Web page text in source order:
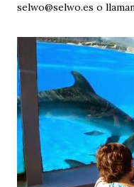
selwo@selwo.es o